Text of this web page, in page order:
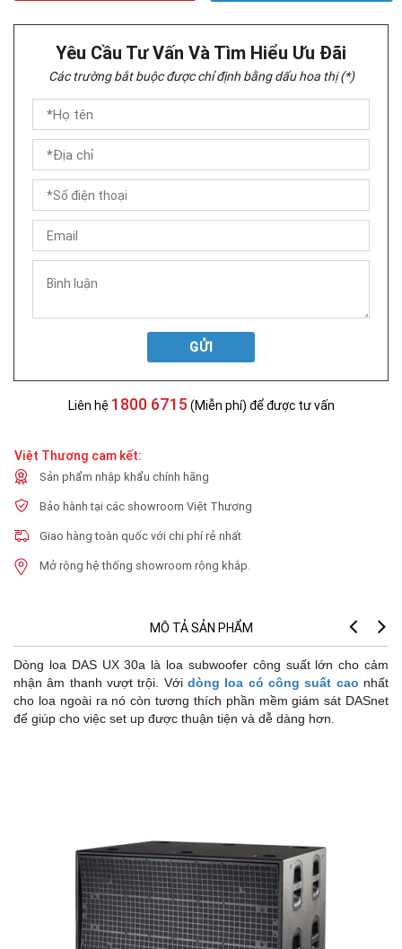
Yêu Cầu Tư Vấn Và Tìm Hiểu Ưu Đãi
Các trường bắt buộc được chỉ định bằng dấu hoa thị (*)
GỬI
Liên hệ 1800 6715 (Miễn phí) để được tư vấn
Việt Thương cam kết:
Sản phẩm nhập khẩu chính hãng
Bảo hành tại các showroom Việt Thương
Giao hàng toàn quốc với chi phí rẻ nhất
Mở rộng hệ thống showroom rộng khắp.
MÔ TẢ SẢN PHẨM
Dòng loa DAS UX 30a là loa subwoofer công suất lớn cho cảm
nhận âm thanh vượt trội. Với dòng loa có công suất cao nhất
cho loa ngoài ra nó còn tương thích phần mềm giám sát DASnet
để giúp cho việc set up được thuận tiện và dễ dàng hơn.